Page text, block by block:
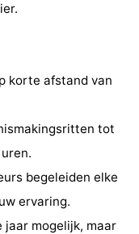
korte afstand van
tot
begeleiden elke
ervaring.
mogelijk, maar